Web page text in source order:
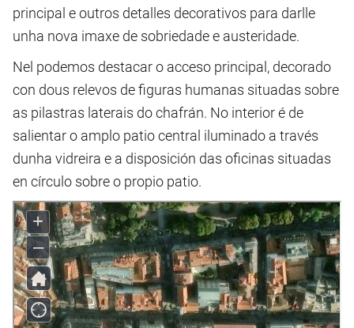
principal e outros detalles decorativos para darlle
unha nova imaxe de sobriedade e austeridade.
Nel podemos destacar o acceso principal, decorado
con dous relevos de figuras humanas situadas sobre
as pilastras laterais do chafrán. No interior é de
salientar o amplo patio central iluminado a través
dunha vidreira e a disposición das oficinas situadas
en círculo sobre o propio patio.